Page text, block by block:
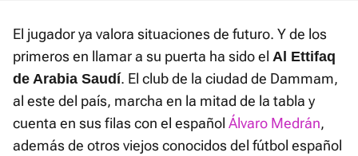
El jugador ya valora situaciones de futuro. Y de los
primeros en llamar a su puerta ha sido el Al Ettifaq
de Arabia Saudí. El club de la ciudad de Dammam,
al este del país, marcha en la mitad de la tabla y
cuenta en sus filas con el español Álvaro Medrán,
además de otros viejos conocidos del fútbol español